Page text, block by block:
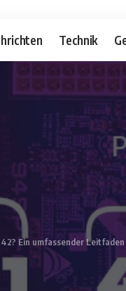
Technik
Ein umfassender